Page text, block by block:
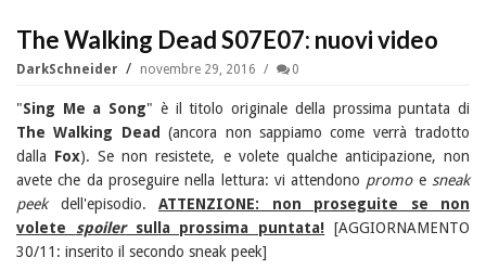
The Walking Dead S07E07: nuovi video
DarkSchneider novembre 29, 2016 0
"Sing Me a Song" è il titolo originale della prossima puntata di
The Walking Dead (ancora non sappiamo come verrà tradotto
dalla Fox). Se non resistete, e volete qualche anticipazione, non
avete che da proseguire nella lettura: vi attendono promoesneak
peekdell'episodio. ATTENZIONE: non proseguite se non
volete spoilersulla prossima puntata! [AGGIORNAMENTO
30/11: inserito il secondo sneak peek]